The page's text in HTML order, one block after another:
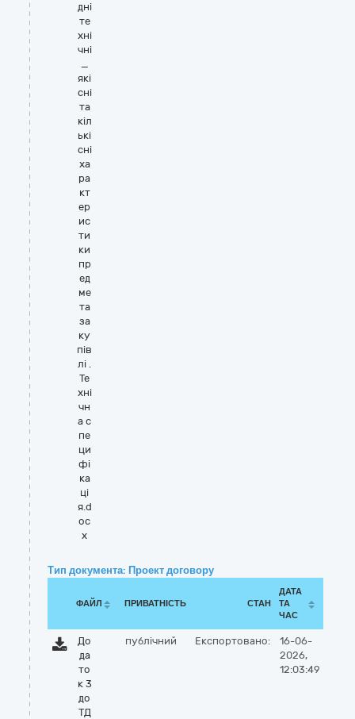
дні
те
хні
чні
_
які
сні
та
кіл
ькі
сні
ха
ра
кт
ер
ис
ти
ки
пр
ед
ме
та
за
ку
пів
лі .
Те
хні
чн
а с
пе
ци
фі
ка
ці
я.d
oc
x
Тип документа: Проект договору
ФАЙЛ ПРИВАТНІСТЬ СТАН
ДАТА
ТА
ЧАС
До
да
то
к 3
до
ТД
публічний Експортовано:
16-06-
2026,
12:03:49